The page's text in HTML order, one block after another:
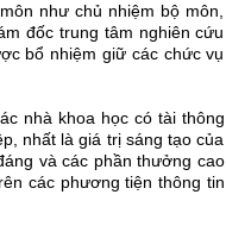
như chủ nhiệm bộ môn,
đốc trung tâm nghiên cứu
bổ nhiệm giữ các chức vụ
nhà khoa học có tài thông
nhất là giá trị sáng tạo của
và các phần thưởng cao
các phương tiện thông tin